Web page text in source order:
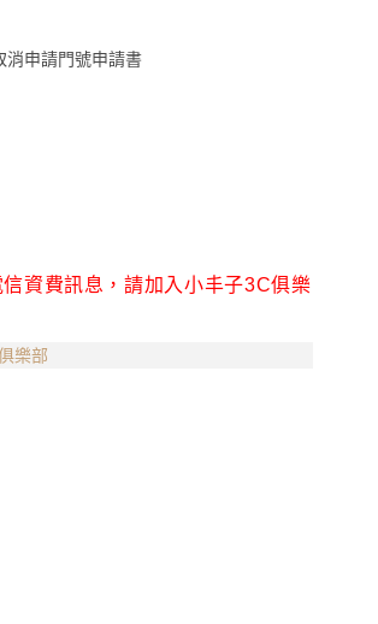
資費訊息，請加入小丰子3C俱樂
樂部